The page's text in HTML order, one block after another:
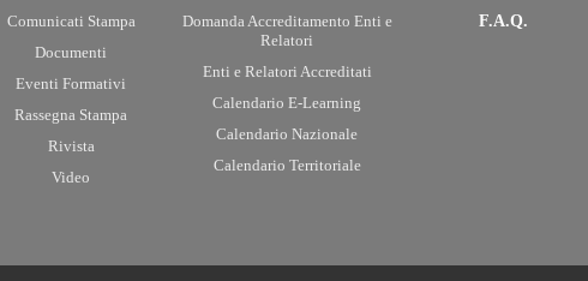
Comunicati Stampa
Documenti
Eventi Formativi
Rassegna Stampa
Rivista
Video
Domanda Accreditamento Enti e
Relatori
Enti e Relatori Accreditati
Calendario E-Learning
Calendario Nazionale
Calendario Territoriale
F.A.Q.